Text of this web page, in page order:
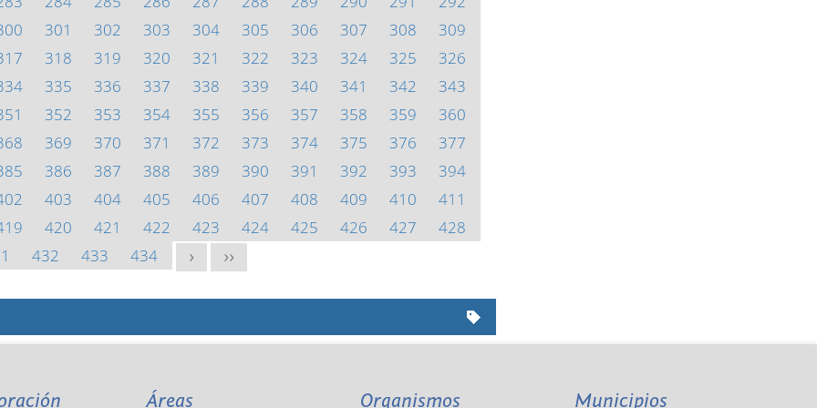
301 302 303 304 305 306 307 308
309
318 319 320 321 322 323 324 325
326
335 336 337 338 339 340 341 342
343
352 353 354 355 356 357 358 359
360
369 370 371 372 373 374 375 376
377
386 387 388 389 390 391 392 393
394
403 404 405 406 407 408 409 410
411
420 421 422 423 424 425 426 427
428
432 433 434 > >>
Áreas Organismos Municipios